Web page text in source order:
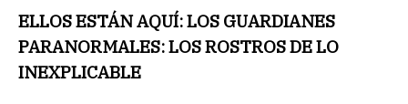
ELLOS ESTÁN AQUÍ: LOS GUARDIANES
PARANORMALES: LOS ROSTROS DE LO
INEXPLICABLE